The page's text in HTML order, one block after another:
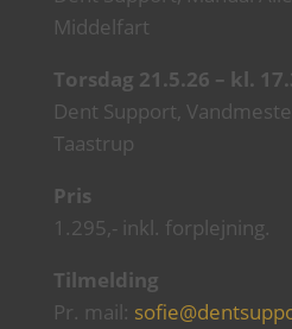
Middelfart
Torsdag 21.5.26 – kl.
Dent Support,
Taastrup
Pris
1.295,- inkl. forplejning.
Tilmelding
Pr. mail: